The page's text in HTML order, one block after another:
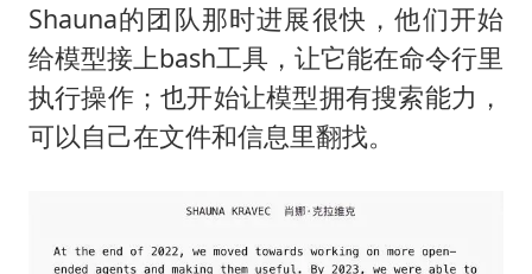
Shauna的团队那时进展很快，他们开始
给模型接上bash工具，让它能在命令行里
执行操作；也开始让模型拥有搜索能力，
可以自己在文件和信息里翻找。